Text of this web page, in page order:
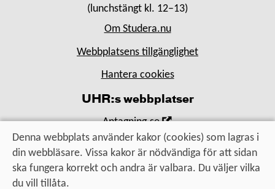
(lunchstängt kl. 12–13)
Om Studera.nu
Webbplatsens tillgänglighet
Hantera cookies
UHR:s webbplatser
Antagning.se
,
Öppna
i
nytt
Universityadmissions.se
,
Öppna
i
Uhr.se
,
Denna webbplats använder kakor (cookies) som lagras i
din webbläsare. Vissa kakor är nödvändiga för att sidan
ska fungera korrekt och andra är valbara. Du väljer vilka
du vill tillåta.